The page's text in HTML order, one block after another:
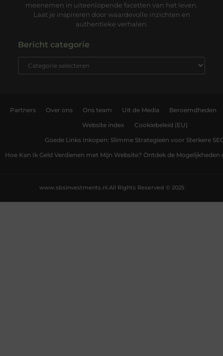
meenemen in uiteenlopende facetten van het leven.
Laat je inspireren door waardevolle inzichten en
authentieke verhalen.
Bericht categorie
Partners Over ons Ons team Uit de Media Beroemdheden
Website index Cookiebeleid (EU)
Goede Links Inkopen: Slimme Strategieën voor Sterkere
Hoe Kan Ik Geld Verdienen met Mijn Website? Ontdek de Mogelijkheden
All Rights Reserved © 2025
www.sbsinvestments.nl.